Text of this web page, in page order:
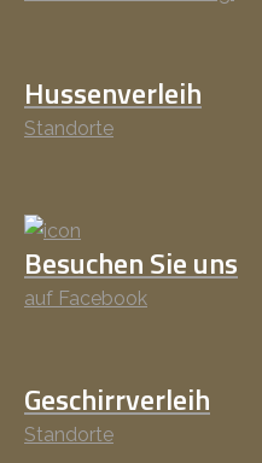
Hussenverleih
Standorte
Besuchen Sie uns
auf Facebook
Geschirrverleih
Standorte